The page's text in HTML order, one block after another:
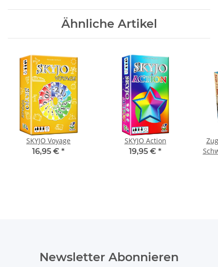
Ähnliche Artikel
SKYJO Voyage
16,95 € *
SKYJO Action
19,95 € *
Newsletter Abonnieren